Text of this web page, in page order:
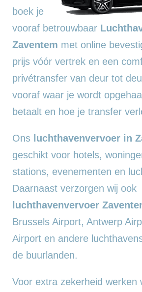
boek je
vooraf betrouwbaar
Zaventem met online
prijs vóór vertrek en een
privétransfer van deur tot
vooraf waar je wordt
betaalt en hoe je transfer
Ons luchthavenvervoer in
geschikt voor hotels,
stations, evenementen en
Daarnaast verzorgen wij ook
luchthavenvervoer
Brussels Airport, Antwerp
Airport en andere
de buurlanden.
Voor extra zekerheid werken